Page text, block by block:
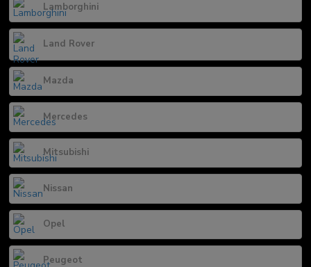
Lamborghini
Land Rover
Mazda
Mercedes
Mitsubishi
Nissan
Opel
Peugeot